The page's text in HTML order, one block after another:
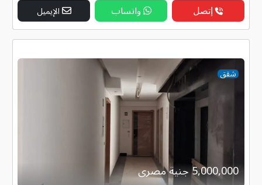
إتصل واتساب الإيميل
شقق
5,000,000 جنية مصرى